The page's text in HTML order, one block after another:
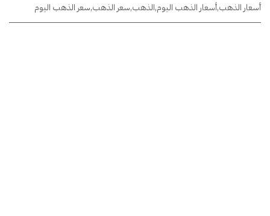
أسعار الذهب,أسعار الذهب اليوم,الذهب,سعر الذهب,سعر الذهب اليوم